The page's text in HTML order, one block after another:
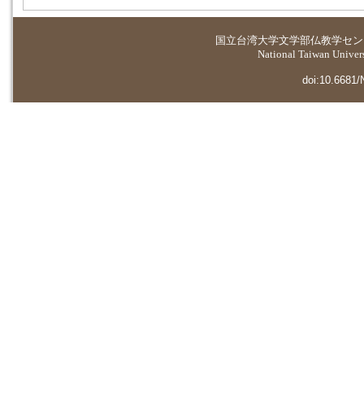
国立台湾大学文学部仏教学セ
National Taiwan
doi:10.6681/